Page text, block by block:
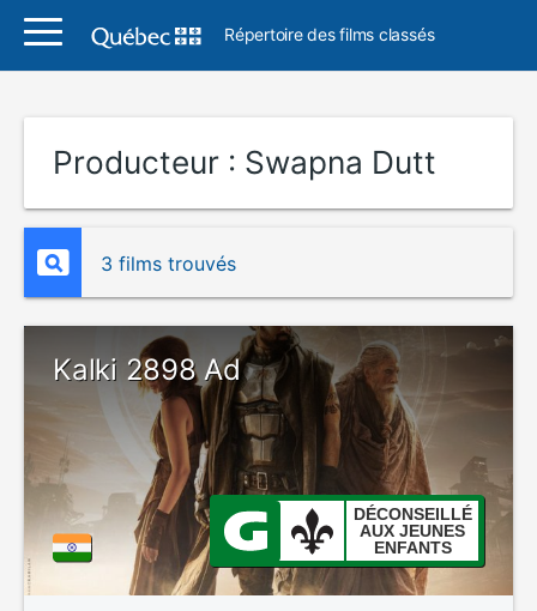
Répertoire des films classés
Producteur : Swapna Dutt
3 films trouvés
Kalki 2898 Ad
DÉCONSEILLÉ
AUX JEUNES
ENFANTS